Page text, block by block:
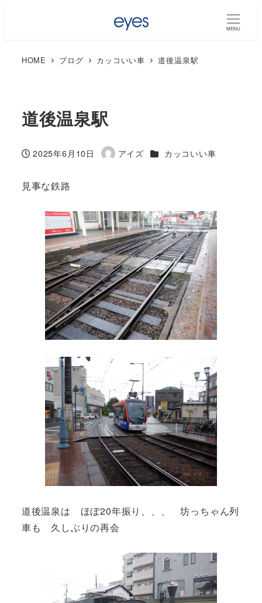
MENU
HOME ブログ カッコいい車 道後温泉駅
道後温泉駅
投稿日
2025年6月10日
著
アイズ カテゴリー
カッコいい車
見事な鉄路
道後温泉は ほぼ20年振り、、、 坊っちゃん列
車も 久しぶりの再会